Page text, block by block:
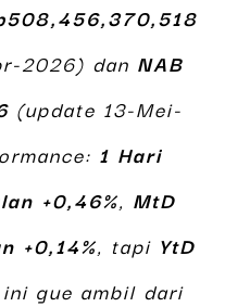
2026) dan NAB
(update 13-Mei-
1 Hari
+0,46%, MtD
+0,14%, tapi YtD
gue ambil dari